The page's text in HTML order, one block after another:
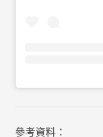
參考資料：